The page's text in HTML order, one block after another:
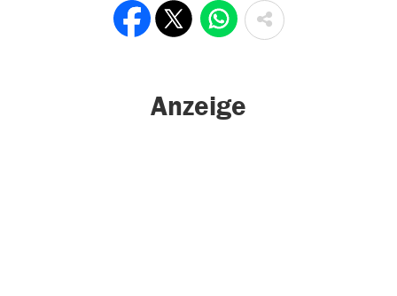
Anzeige